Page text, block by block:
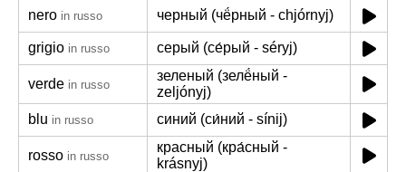
nero in russo черный (чё́рный - chjórnyj)
grigio in russo серый (се́рый - séryj)
verde in russo
зеленый (зелё́ный -
zeljónyj)
blu in russo синий (си́ний - sínij)
rosso in russo
красный (кра́сный -
krásnyj)